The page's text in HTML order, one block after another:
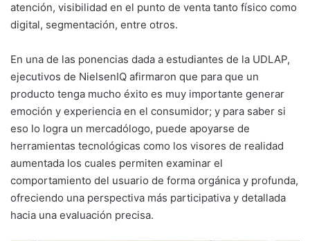
atención, visibilidad en el punto de venta tanto físico como
digital, segmentación, entre otros.
En una de las ponencias dada a estudiantes de la UDLAP,
ejecutivos de NielsenIQ afirmaron que para que un
producto tenga mucho éxito es muy importante generar
emoción y experiencia en el consumidor; y para saber si
eso lo logra un mercadólogo, puede apoyarse de
herramientas tecnológicas como los visores de realidad
aumentada los cuales permiten examinar el
comportamiento del usuario de forma orgánica y profunda,
ofreciendo una perspectiva más participativa y detallada
hacia una evaluación precisa.